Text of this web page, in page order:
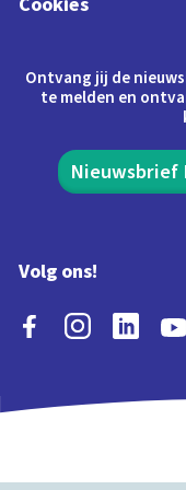
Ontvang jij de
te melden en
Nieuwsbrief
Volg ons!